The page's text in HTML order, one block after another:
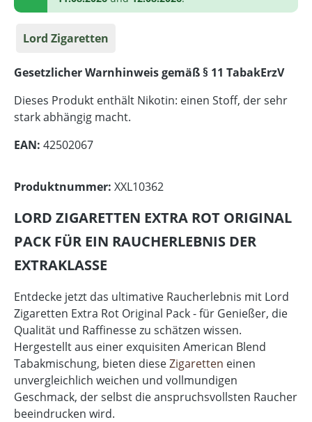
Lord Zigaretten
Gesetzlicher Warnhinweis gemäß § 11 TabakErzV
Dieses Produkt enthält Nikotin: einen Stoff, der sehr
stark abhängig macht.
EAN: 42502067
Produktnummer: XXL10362
LORD ZIGARETTEN EXTRA ROT ORIGINAL
PACK FÜR EIN RAUCHERLEBNIS DER
EXTRAKLASSE
Entdecke jetzt das ultimative Raucherlebnis mit Lord
Zigaretten Extra Rot Original Pack - für Genießer, die
Qualität und Raffinesse zu schätzen wissen.
Hergestellt aus einer exquisiten American Blend
Tabakmischung, bieten dieseZigaretten einen
unvergleichlich weichen und vollmundigen
Geschmack, der selbst die anspruchsvollsten Raucher
beeindrucken wird.